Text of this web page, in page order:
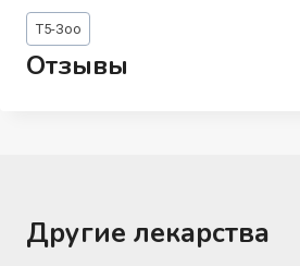
Метки
записи:
Т5-Зоо
Отзывы
Другие лекарства